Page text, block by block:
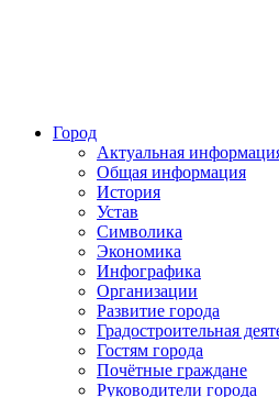
Город
Актуальная
Общая информация
История
Устав
Символика
Экономика
Инфографика
Организации
Развитие города
Градостроительная
Гостям города
Почётные граждане
Руководители города